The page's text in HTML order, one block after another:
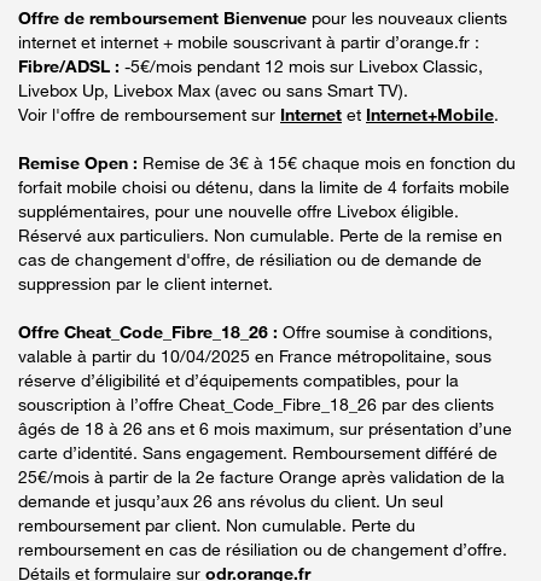
Offre de remboursement Bienvenue pour les nouveaux clients
internet et internet + mobile souscrivant à partir d’orange.fr :
Fibre/ADSL : -5€/mois pendant 12 mois sur Livebox Classic,
Livebox Up, Livebox Max (avec ou sans Smart TV).
Voir l'offre de remboursement sur Internet et Internet+Mobile.
Remise Open : Remise de 3€ à 15€ chaque mois en fonction du
forfait mobile choisi ou détenu, dans la limite de 4 forfaits mobile
supplémentaires, pour une nouvelle offre Livebox éligible.
Réservé aux particuliers. Non cumulable. Perte de la remise en
cas de changement d'offre, de résiliation ou de demande de
suppression par le client internet.
Offre Cheat_Code_Fibre_18_26 : Offre soumise à conditions,
valable à partir du 10/04/2025 en France métropolitaine, sous
réserve d’éligibilité et d’équipements compatibles, pour la
souscription à l’offre Cheat_Code_Fibre_18_26 par des clients
âgés de 18 à 26 ans et 6 mois maximum, sur présentation d’une
carte d’identité. Sans engagement. Remboursement différé de
25€/mois à partir de la 2e facture Orange après validation de la
demande et jusqu’aux 26 ans révolus du client. Un seul
remboursement par client. Non cumulable. Perte du
remboursement en cas de résiliation ou de changement d’offre.
Détails et formulaire sur odr.orange.fr